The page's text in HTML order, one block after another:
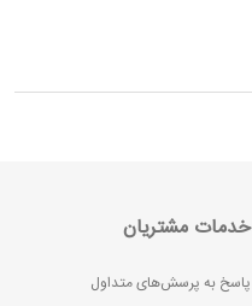
خدمات مشتریان
پاسخ به پرسش‌های متداول